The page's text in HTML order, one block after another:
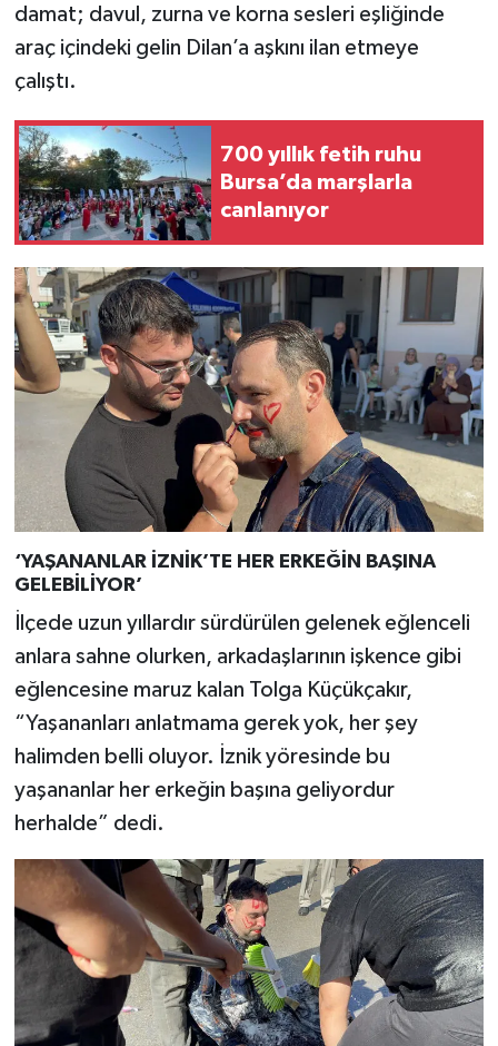
damat; davul, zurna ve korna sesleri eşliğinde
araç içindeki gelin Dilan’a aşkını ilan etmeye
çalıştı.
700 yıllık fetih ruhu
Bursa’da marşlarla
canlanıyor
‘YAŞANANLAR İZNİK’TE HER ERKEĞİN BAŞINA
GELEBİLİYOR’
İlçede uzun yıllardır sürdürülen gelenek eğlenceli
anlara sahne olurken, arkadaşlarının işkence gibi
eğlencesine maruz kalan Tolga Küçükçakır,
“Yaşananları anlatmama gerek yok, her şey
halimden belli oluyor. İznik yöresinde bu
yaşananlar her erkeğin başına geliyordur
herhalde” dedi.